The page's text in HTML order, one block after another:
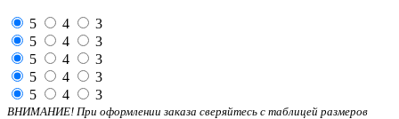
5 4
3
5
4
3
5
4
3
5
4
3
5
4 3
ВНИМАНИЕ! При оформлении заказа сверяйтесь с таблицей размеров